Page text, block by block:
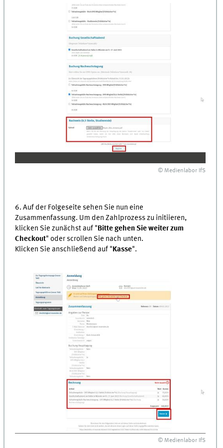
© Medienlabor IfS
6. Auf der Folgeseite sehen Sie nun eine
Zusammenfassung. Um den Zahlprozess zu initiieren,
klicken Sie zunächst auf " Bitte gehen Sie weiter zum
Checkout" oder scrollen Sie nach unten.
Klicken Sie anschließend auf " Kasse".
© Medienlabor IfS